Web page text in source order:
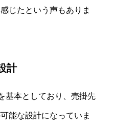
じたという声もありま
計
基本としており、売掛先
能な設計になっていま